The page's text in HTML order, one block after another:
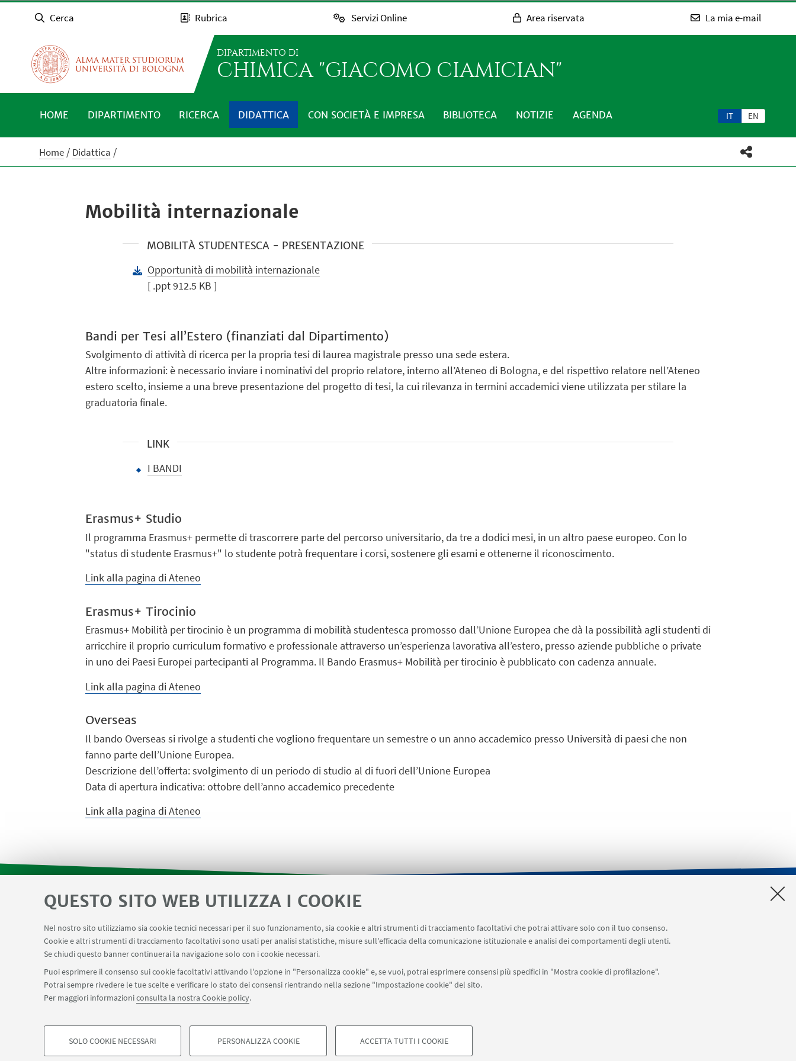
QUESTO SITO WEB UTILIZZA I COOKIE
Nel nostro sito utilizziamo sia cookie tecnici necessari per il suo funzionamento, sia cookie e altri strumenti di tracciamento facoltativi che potrai attivare solo con il tuo consenso.
Cookie e altri strumenti di tracciamento facoltativi sono usati per analisi statistiche, misure sull'efficacia della comunicazione istituzionale e analisi dei comportamenti degli utenti.
Se chiudi questo banner continuerai la navigazione solo con i cookie necessari.
Puoi esprimere il consenso sui cookie facoltativi attivando l'opzione in "Personalizza cookie" e, se vuoi, potrai esprimere consensi più specifici in "Mostra cookie di profilazione".
Potrai sempre rivedere le tue scelte e verificare lo stato dei consensi rientrando nella sezione "Impostazione cookie" del sito.
Per maggiori informazioniconsulta la nostra Cookie policy.
COOKIE DI PROFILAZIONE - FACOLTATIVI COOKIE TECNICI - NECESSARI
SOLO COOKIE NECESSARI PERSONALIZZA COOKIE ACCETTA TUTTI I COOKIE
Cerca Rubrica Servizi Online Area riservata La mia e-mail
DIPARTIMENTO DI
CHIMICA "GIACOMO CIAMICIAN"
IT EN
HOME DIPARTIMENTO RICERCA DIDATTICA CON SOCIETÀ E IMPRESA BIBLIOTECA NOTIZIE AGENDA
Home Didattica
Mobilità internazionale
MOBILITÀ STUDENTESCA - PRESENTAZIONE
Opportunità di mobilità internazionale
[ .ppt 912.5 KB ]
Bandi per Tesi all’Estero (finanziati dal Dipartimento)
Svolgimento di attività di ricerca per la propria tesi di laurea magistrale presso una sede estera.
Altre informazioni: è necessario inviare i nominativi del proprio relatore, interno all’Ateneo di Bologna, e del rispettivo relatore nell’Ateneo
estero scelto, insieme a una breve presentazione del progetto di tesi, la cui rilevanza in termini accademici viene utilizzata per stilare la
graduatoria finale.
LINK
I BANDI
Erasmus+ Studio
Il programma Erasmus+ permette di trascorrere parte del percorso universitario, da tre a dodici mesi, in un altro paese europeo. Con lo
"status di studente Erasmus+" lo studente potrà frequentare i corsi, sostenere gli esami e ottenerne il riconoscimento.
Link alla pagina di Ateneo
Erasmus+ Tirocinio
Erasmus+ Mobilità per tirocinio è un programma di mobilità studentesca promosso dall’Unione Europea che dà la possibilità agli studenti di
arricchire il proprio curriculum formativo e professionale attraverso un’esperienza lavorativa all’estero, presso aziende pubbliche o private
in uno dei Paesi Europei partecipanti al Programma. Il Bando Erasmus+ Mobilità per tirocinio è pubblicato con cadenza annuale.
Link alla pagina di Ateneo
Overseas
Il bando Overseas si rivolge a studenti che vogliono frequentare un semestre o un anno accademico presso Università di paesi che non
fanno parte dell’Unione Europea.
Descrizione dell’offerta: svolgimento di un periodo di studio al di fuori dell’Unione Europea
Data di apertura indicativa: ottobre dell’anno accademico precedente
Link alla pagina di Ateneo
LINK UTILI Reagentario App frequenze CHIM Area riservata SVC Prenotazione strumenti Prenotazione spazi e Riunioni
Planner aule Navile
Magazzini
Dismissione beni Segnala un evento
SEGUI IL DIPARTIMENTO SU: SEGUI UNIBO SU:
©Copyright 2026 - ALMA MATER STUDIORUM - Università di Bologna - Via Zamboni, 33 - 40126 Bologna - PI: 01131710376 - CF: 80007010376
Note legali Informazioni sul sito e accessibilità Impostazioni Cookie